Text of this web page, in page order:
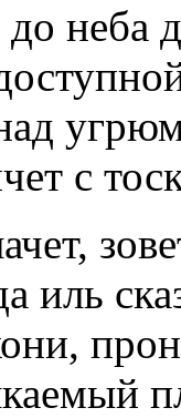
неба
с
иль